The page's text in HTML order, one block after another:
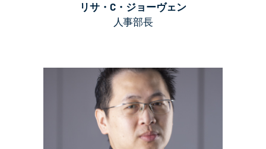
リサ・C・ジョーヴェン
人事部長